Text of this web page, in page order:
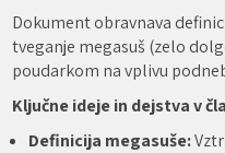
Dokument obravnava
tveganje megasuš (zelo
poudarkom na vplivu
Ključne ideje in dejstva v
Definicija megasuše: